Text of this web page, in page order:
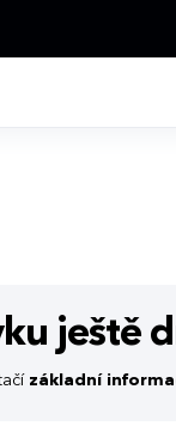
ještě
základní